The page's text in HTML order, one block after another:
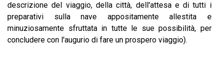
descrizione del viaggio, della città, dell'attesa e di tutti i
preparativi sulla nave appositamente allestita e
minuziosamente sfruttata in tutte le sue possibilità, per
concludere con l'augurio di fare un prospero viaggio).